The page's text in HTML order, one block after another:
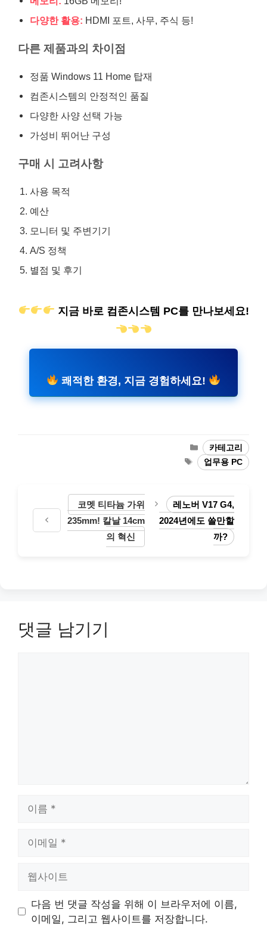
다양한 활용: HDMI 포트, 사무, 주식 등!
다른 제품과의 차이점
정품 Windows 11 Home 탑재
컴존시스템의 안정적인 품질
다양한 사양 선택 가능
가성비 뛰어난 구성
구매 시 고려사항
사용 목적
예산
모니터 및 주변기기
A/S 정책
별점 및 후기
지금 바로 컴존시스템 PC를 만나보세요!
쾌적한 환경, 지금 경험하세요!
카
테
고
카테고리
태
그
업무용 PC
코멧 티타늄 가위
235mm! 칼날 14cm
의 혁신
레노버 V17 G4,
2024년에도 쓸만할
까?
댓글 남기기
트
다음 번 댓글 작성을 위해 이 브라우저에 이름,
이메일, 그리고 웹사이트를 저장합니다.